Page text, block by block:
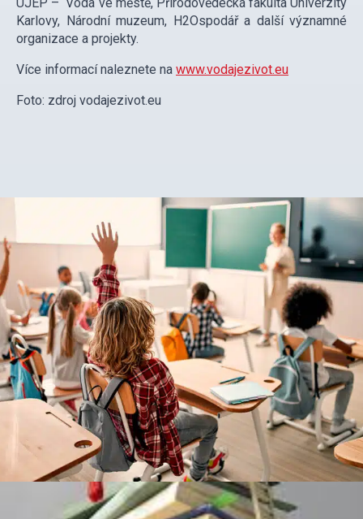
Karlovy, Národní muzeum, H2Ospodář a další významné
organizace a projekty.
Více informací naleznete na www.vodajezivot.eu
Foto: zdroj vodajezivot.eu